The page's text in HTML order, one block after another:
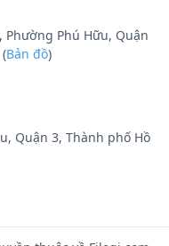
Phường Phú Hữu, Quận
Bản đồ)
Quận 3, Thành phố Hồ